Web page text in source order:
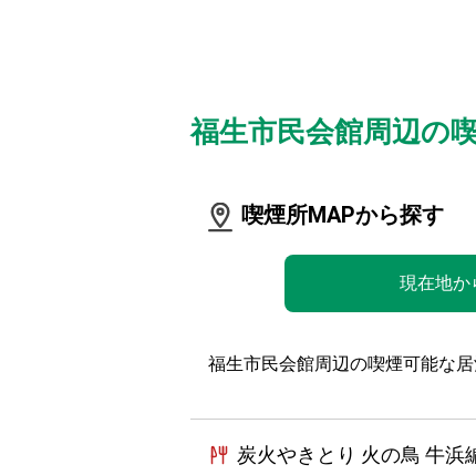
福生市民会館周辺の
喫煙所MAPから探す
現在地か
福生市民会館周辺の喫煙可能な居
炭火やきとり 火の鳥 牛浜